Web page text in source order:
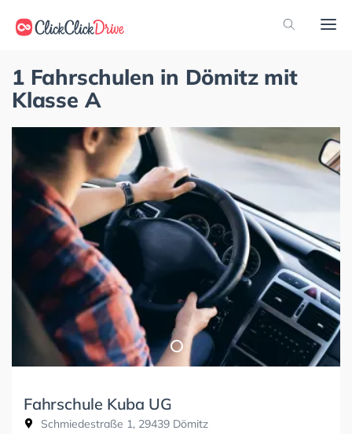
1 Fahrschulen in Dömitz mit
Klasse A
Fahrschule Kuba UG
Schmiedestraße 1, 29439 Dömitz